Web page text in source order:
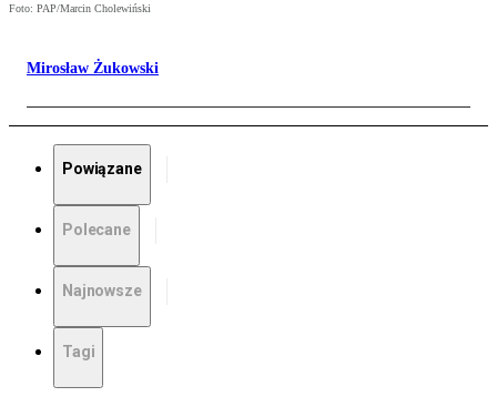
Foto: PAP/Marcin Cholewiński
Mirosław Żukowski
Powiązane
Polecane
Najnowsze
Tagi